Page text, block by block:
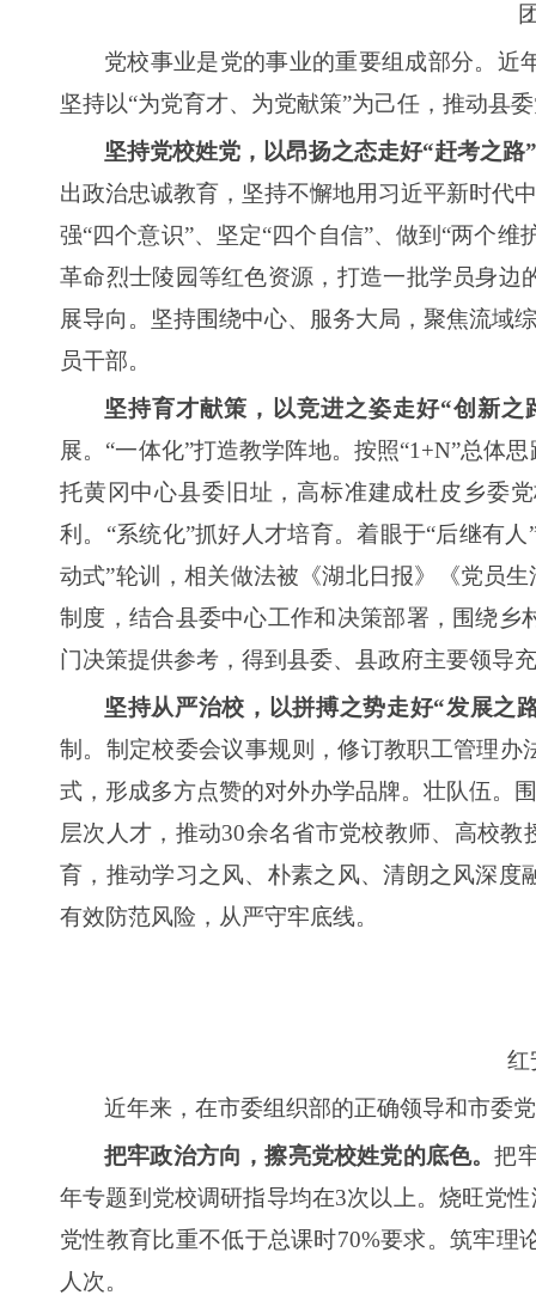
党校事业是党的事业的重要组成部分。近
坚持以“为党育才、为党献策”为己任，推动县
坚持党校姓党，以昂扬之态走好“赶考之路
出政治忠诚教育，坚持不懈地用习近平新时代
强“四个意识”、坚定“四个自信”、做到“两个
革命烈士陵园等红色资源，打造一批学员身
展导向。坚持围绕中心、服务大局，聚焦流域
员干部。
坚持育才献策，以竞进之姿走好“创新之
展。“一体化”打造教学阵地。按照“1+N”总体
托黄冈中心县委旧址，高标准建成杜皮乡委
利。“系统化”抓好人才培育。着眼于“后继有
动式”轮训，相关做法被《湖北日报》《党员
制度，结合县委中心工作和决策部署，围绕
门决策提供参考，得到县委、县政府主要领导
坚持从严治校，以拼搏之势走好“发展之
制。制定校委会议事规则，修订教职工管理
式，形成多方点赞的对外办学品牌。壮队伍。
层次人才，推动30余名省市党校教师、高校
育，推动学习之风、朴素之风、清朗之风深
有效防范风险，从严守牢底线。
红
近年来，在市委组织部的正确领导和市委
把牢政治方向，擦亮党校姓党的底色。把
年专题到党校调研指导均在3次以上。烧旺党
党性教育比重不低于总课时70%要求。筑牢理
人次。